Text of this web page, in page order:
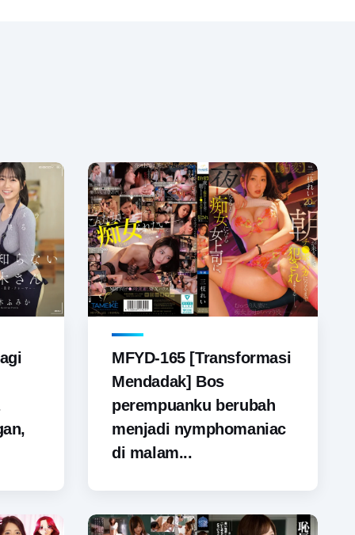
MFYD-165 [Transformasi
Mendadak] Bos
perempuanku berubah
menjadi nymphomaniac
di malam...